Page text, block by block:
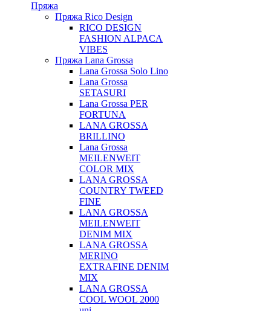
Пряжа
Пряжа Rico Design
RICO DESIGN
FASHION ALPACA
VIBES
Пряжа Lana Grossa
Lana Grossa Solo Lino
Lana Grossa
SETASURI
Lana Grossa PER
FORTUNA
LANA GROSSA
BRILLINO
Lana Grossa
MEILENWEIT
COLOR MIX
LANA GROSSA
COUNTRY TWEED
FINE
LANA GROSSA
MEILENWEIT
DENIM MIX
LANA GROSSA
MERINO
EXTRAFINE DENIM
MIX
LANA GROSSA
COOL WOOL 2000